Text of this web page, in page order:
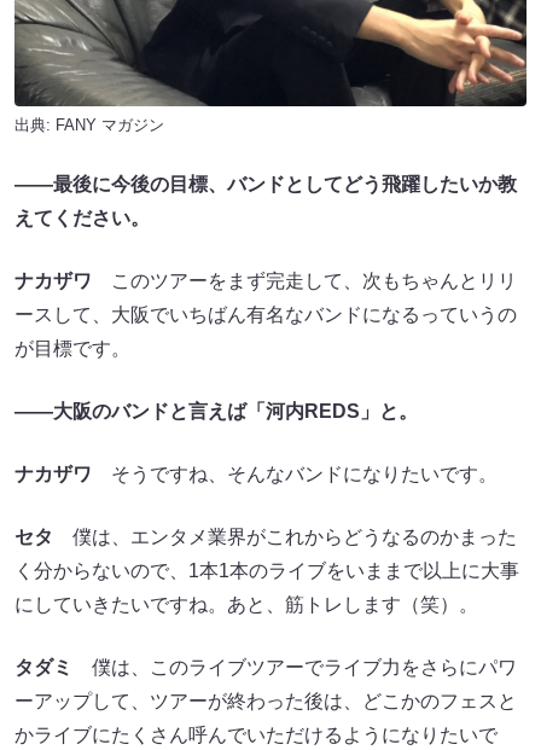
出典: FANY マガジン
――最後に今後の目標、バンドとしてどう飛躍したいか教
えてください。
ナカザワ このツアーをまず完走して、次もちゃんとリリ
ースして、大阪でいちばん有名なバンドになるっていうの
が目標です。
――大阪のバンドと言えば「河内REDS」と。
ナカザワ そうですね、そんなバンドになりたいです。
セタ
僕は、エンタメ業界がこれからどうなるのかまった
く分からないので、1本1本のライブをいままで以上に大事
にしていきたいですね。あと、筋トレします（笑）。
タダミ
僕は、このライブツアーでライブ力をさらにパワ
ーアップして、ツアーが終わった後は、どこかのフェスと
かライブにたくさん呼んでいただけるようになりたいで